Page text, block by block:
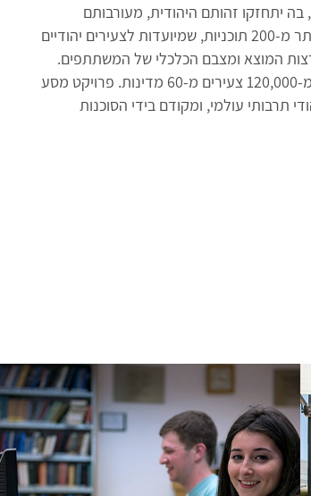
יתחזקו זהותם היהודית, מעורבותם
ופעילותם בקהילה ובחברה. מסע מרכז יותר מ-200 תוכניות, שמיועדות לצעירים יהודיים
המוצא ומצבם הכלכלי של המשתתפים.
עד כה השתתפו בתוכניות הפרויקט יותר מ-120,000 צעירים מ-60 מדינות. פרויקט מסע
תרבותי עולמי, ומקודם בידי הסוכנות